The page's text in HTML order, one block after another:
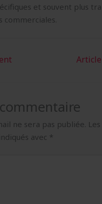
et souvent plus
commerciales.
ne sera pas publiée.
avec *